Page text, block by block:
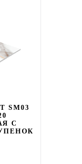
SM03
С